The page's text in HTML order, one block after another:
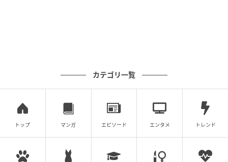
カテゴリ一覧
トップ マンガ エピソード エンタメ トレンド